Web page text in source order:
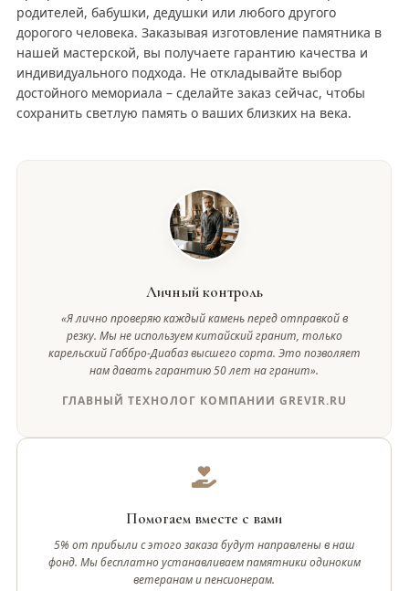
родителей, бабушки, дедушки или любого другого
дорогого человека. Заказывая изготовление памятника в
нашей мастерской, вы получаете гарантию качества и
индивидуального подхода. Не откладывайте выбор
достойного мемориала – сделайте заказ сейчас, чтобы
сохранить светлую память о ваших близких на века.
Личный контроль
«Я лично проверяю каждый камень перед отправкой в
резку. Мы не используем китайский гранит, только
карельский Габбро-Диабаз высшего сорта. Это позволяет
нам давать гарантию 50 лет на гранит».
ГЛАВНЫЙ ТЕХНОЛОГ КОМПАНИИ GREVIR.RU
Помогаем вместе с вами
5% от прибыли с этого заказа будут направлены в наш
фонд. Мы бесплатно устанавливаем памятники одиноким
ветеранам и пенсионерам.